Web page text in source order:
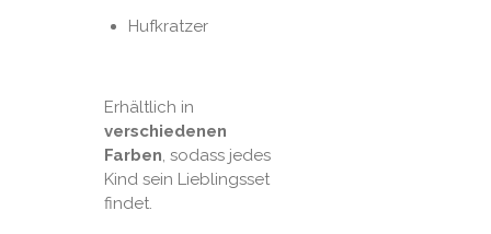
Hufkratzer
Erhältlich in
verschiedenen
Farben, sodass jedes
Kind sein Lieblingsset
findet.